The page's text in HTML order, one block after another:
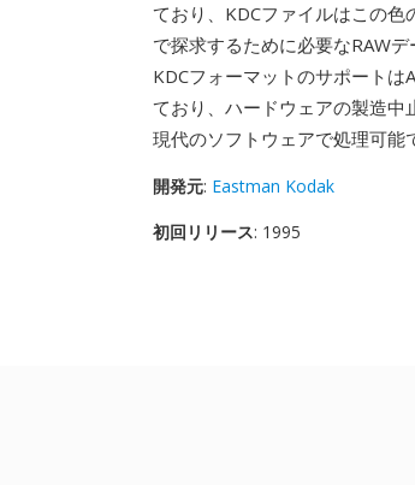
ており、KDCファイルはこの
で探求するために必要なRAW
KDCフォーマットのサポートは
ており、ハードウェアの製造
現代のソフトウェアで処理可能
開発元: Eastman Kodak
初回リリース: 1995